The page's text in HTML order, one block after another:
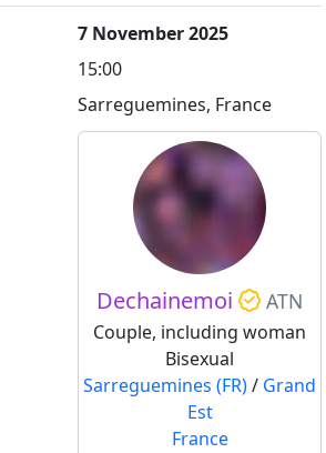
7 November 2025
15:00
Sarreguemines, France
Dechainemoi ATN
Couple, including woman
Bisexual
Sarreguemines (FR)/ Grand
Est
France